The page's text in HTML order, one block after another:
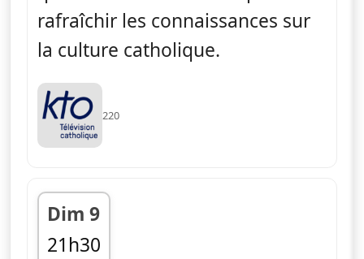
rafraîchir les connaissances sur
la culture catholique.
220
Dim 9
21h30